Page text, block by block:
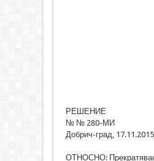
РЕШЕНИЕ
№ № 280-МИ
Добрич-град, 17.11.2015
ОТНОСНО: